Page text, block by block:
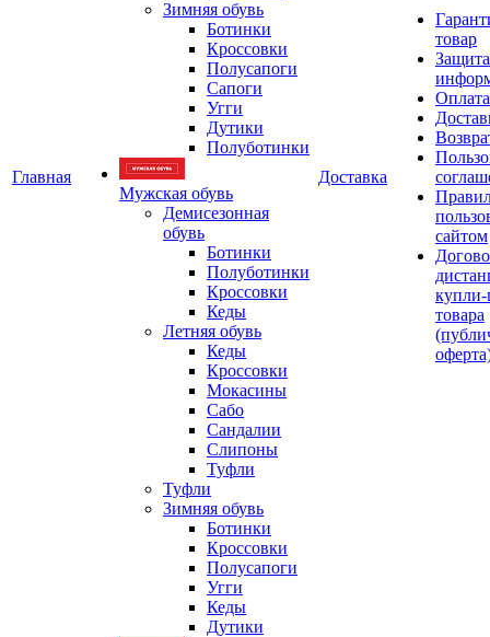
Главная
Зимняя обувь
Ботинки
Кроссовки
Полусапоги
Сапоги
Угги
Дутики
Полуботинки
Мужская обувь
Демисезонная
обувь
Ботинки
Полуботинки
Кроссовки
Кеды
Летняя обувь
Кеды
Кроссовки
Мокасины
Сабо
Сандалии
Слипоны
Туфли
Туфли
Зимняя обувь
Ботинки
Кроссовки
Полусапоги
Угги
Кеды
Дутики
Доставка
товар
Защита
Оплата
сайтом
товара